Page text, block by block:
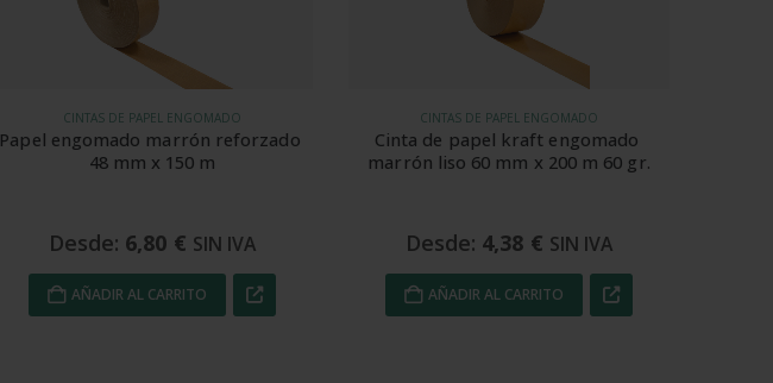
CINTAS DE PAPEL ENGOMADO
Papel engomado marrón reforzado
48 mm x 150 m
Desde: 6,80 € SIN IVA
AÑADIR AL CARRITO
CINTAS DE PAPEL ENGOMADO
Cinta de papel kraft engomado
marrón liso 60 mm x 200 m 60 gr.
Desde: 4,38 € SIN IVA
AÑADIR AL CARRITO